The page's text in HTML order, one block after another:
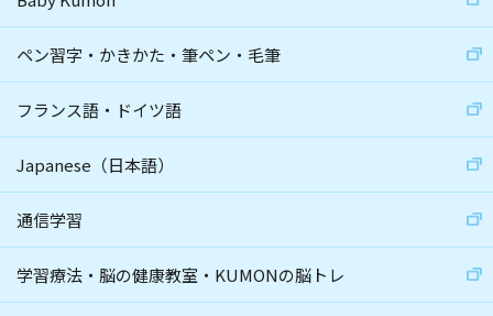
ペン習字・かきかた・筆ペン・毛筆
フランス語・ドイツ語
Japanese（日本語）
通信学習
学習療法・脳の健康教室・KUMONの脳トレ